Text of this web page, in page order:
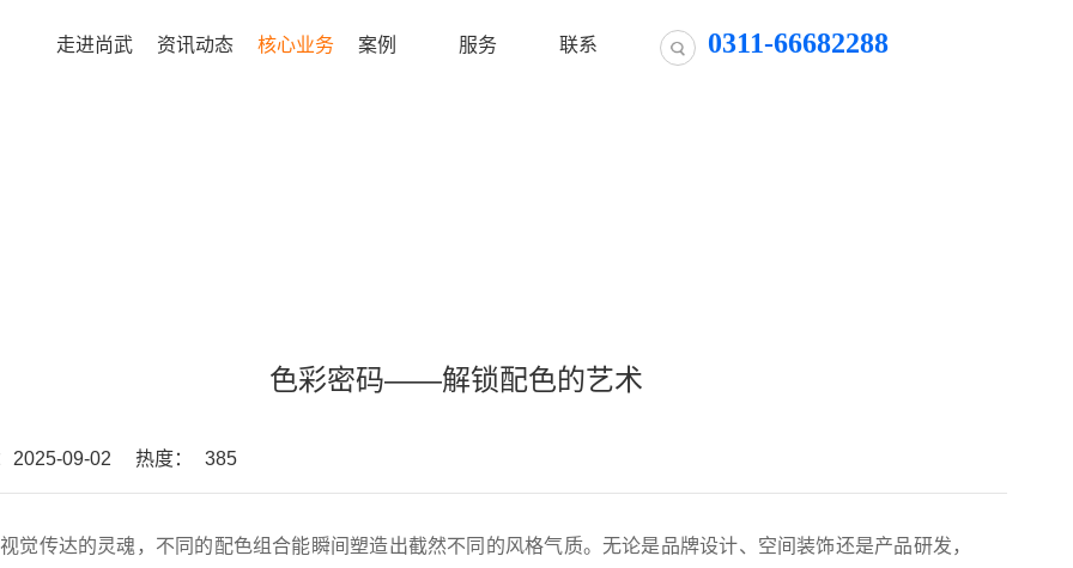
走进尚武 资讯动态 核心业务 案例 服务 联系 0311-66682288
色彩密码——解锁配色的艺术
2025-09-02 热度： 385
觉传达的灵魂，不同的配色组合能瞬间塑造出截然不同的风格气质。无论是品牌设计、空间装饰还是产品研发，